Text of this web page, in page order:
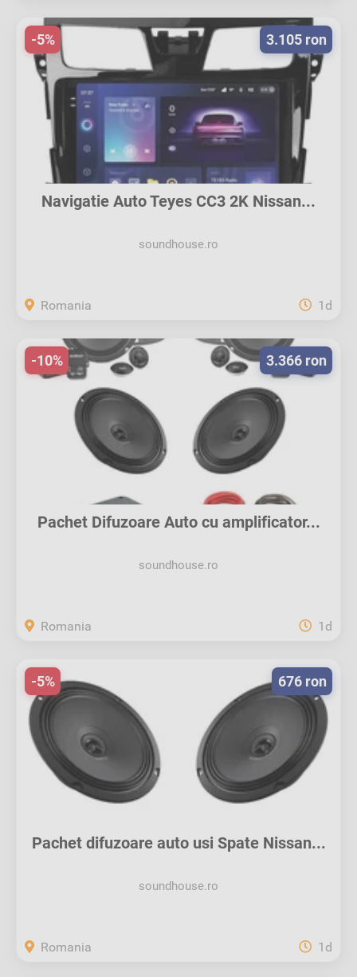
Navigatie Auto Teyes CC3 2K Nissan...
soundhouse.ro
3.105 ron
-5%
Romania 1d
Pachet Difuzoare Auto cu amplificator...
soundhouse.ro
3.366 ron
-10%
Romania 1d
Pachet difuzoare auto usi Spate Nissan...
soundhouse.ro
676 ron
-5%
Romania 1d